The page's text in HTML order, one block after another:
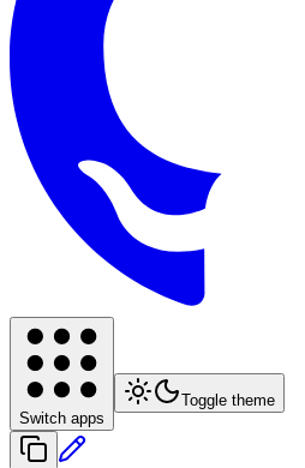
Switch apps
Toggle theme